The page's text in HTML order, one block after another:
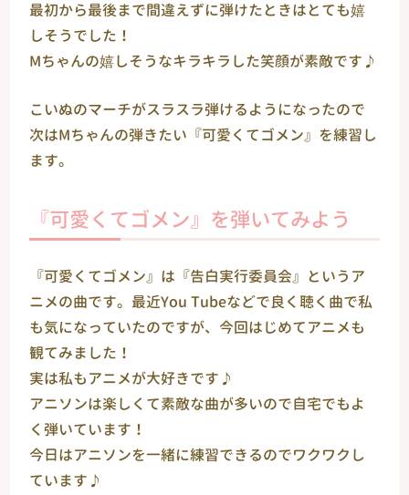
最初から最後まで間違えずに弾けたときはとても嬉
しそうでした！
Мちゃんの嬉しそうなキラキラした笑顔が素敵です♪
こいぬのマーチがスラスラ弾けるようになったので
次はМちゃんの弾きたい『可愛くてゴメン』を練習し
ます。
『可愛くてゴメン』を弾いてみよう
『可愛くてゴメン』は『告白実行委員会』というア
ニメの曲です。最近You Tubeなどで良く聴く曲で私
も気になっていたのですが、今回はじめてアニメも
観てみました！
実は私もアニメが大好きです♪
アニソンは楽しくて素敵な曲が多いので自宅でもよ
く弾いています！
今日はアニソンを一緒に練習できるのでワクワクし
ています♪